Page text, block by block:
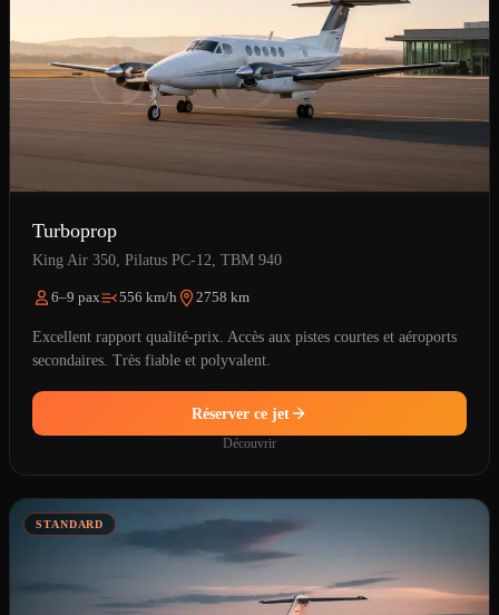
Turboprop
King Air 350, Pilatus PC-12, TBM 940
6–9 pax 556 km/h 2758 km
Excellent rapport qualité-prix. Accès aux pistes courtes et aéroports
secondaires. Très fiable et polyvalent.
Réserver ce jet
Découvrir
STANDARD